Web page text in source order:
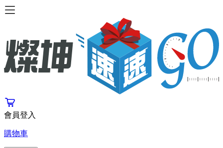
會員登入
購物車